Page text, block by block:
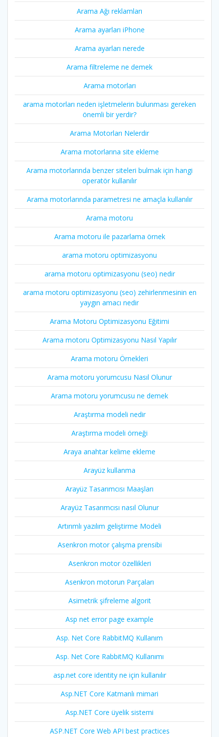
Arama Ağı reklamları
Arama ayarları iPhone
Arama ayarları nerede
Arama filtreleme ne demek
Arama motorları
arama motorları neden işletmelerin bulunması gereken
önemli bir yerdir?
Arama Motorları Nelerdir
Arama motorlarına site ekleme
Arama motorlarında benzer siteleri bulmak için hangi
operatör kullanılır
Arama motorlarında parametresi ne amaçla kullanılır
Arama motoru
Arama motoru ile pazarlama örnek
arama motoru optimizasyonu
arama motoru optimizasyonu (seo) nedir
arama motoru optimizasyonu (seo) zehirlenmesinin en
yaygın amacı nedir
Arama Motoru Optimizasyonu Eğitimi
Arama motoru Optimizasyonu Nasıl Yapılır
Arama motoru Örnekleri
Arama motoru yorumcusu Nasıl Olunur
Arama motoru yorumcusu ne demek
Araştırma modeli nedir
Araştırma modeli örneği
Araya anahtar kelime ekleme
Arayüz kullanma
Arayüz Tasarımcısı Maaşları
Arayüz Tasarımcısı nasıl Olunur
Artırımlı yazılım geliştirme Modeli
Asenkron motor çalışma prensibi
Asenkron motor özellikleri
Asenkron motorun Parçaları
Asimetrik şifreleme algorit
Asp net error page example
Asp. Net Core RabbitMQ Kullanım
Asp. Net Core RabbitMQ Kullanımı
asp.net core identity ne için kullanılır
Asp.NET Core Katmanlı mimari
Asp.NET Core üyelik sistemi
ASP.NET Core Web API best practices